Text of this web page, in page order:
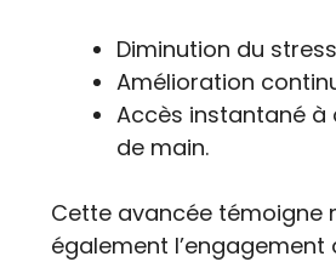
Diminution du
Amélioration
Accès instantané à
de main.
Cette avancée témoigne
également l’engagement